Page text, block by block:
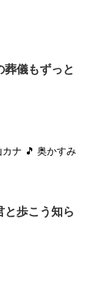
儀もずっと
カナ 🎵 奥かすみ
歩こう知ら